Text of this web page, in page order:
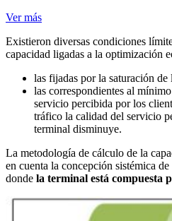
Ver más
Existieron diversas condiciones
capacidad ligadas a la optimización
las fijadas por la saturación de
las correspondientes al
servicio percibida por los
tráfico la calidad del servicio
terminal disminuye.
La metodología de cálculo de la
en cuenta la concepción sistémica
donde la terminal está compuesta